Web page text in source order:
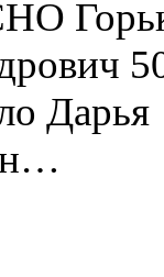
Дарья